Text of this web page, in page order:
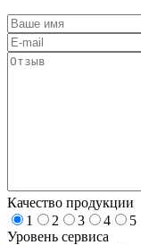
Качество продукции
1
2 3 4
5
Уровень сервиса